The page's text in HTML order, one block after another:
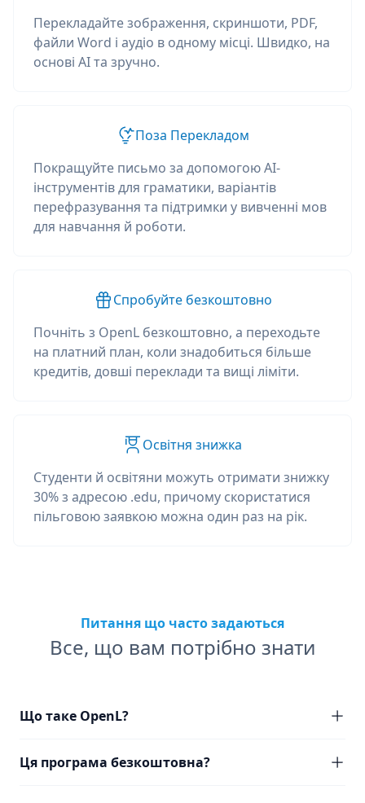
Перекладайте зображення, скриншоти, PDF,
файли Word і аудіо в одному місці. Швидко, на
основі AI та зручно.
Поза Перекладом
Покращуйте письмо за допомогою AI-
інструментів для граматики, варіантів
перефразування та підтримки у вивченні мов
для навчання й роботи.
Спробуйте безкоштовно
Почніть з OpenL безкоштовно, а переходьте
на платний план, коли знадобиться більше
кредитів, довші переклади та вищі ліміти.
Освітня знижка
Студенти й освітяни можуть отримати знижку
30% з адресою .edu, причому скористатися
пільговою заявкою можна один раз на рік.
Питання що часто задаються
Все, що вам потрібно знати
Що таке OpenL?
Ця програма безкоштовна?